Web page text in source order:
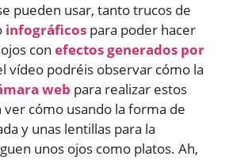
pueden usar, tanto trucos de
infográficos para poder hacer
con efectos generados por
vídeo podréis observar cómo la
web para realizar estos
cómo usando la forma de
y unas lentillas para la
unos ojos como platos. Ah,